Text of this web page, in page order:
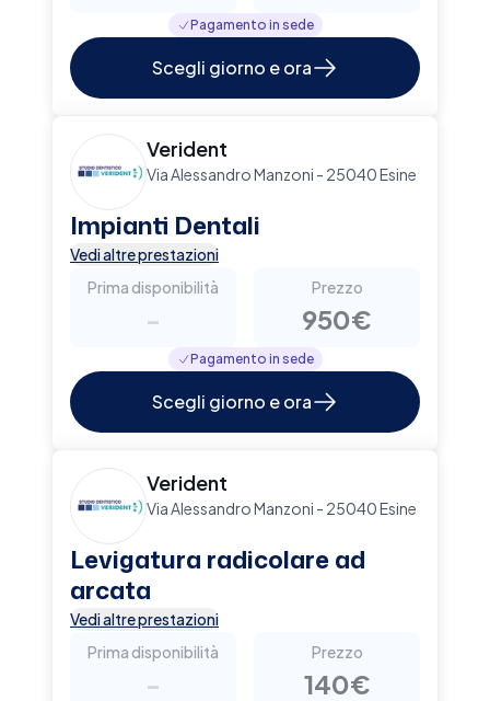
Pagamento in sede
Scegli giorno e ora
Verident
Via Alessandro Manzoni - 25040 Esine
Impianti Dentali
Vedi altre prestazioni
Prima disponibilità
-
Prezzo
950€
Pagamento in sede
Scegli giorno e ora
Verident
Via Alessandro Manzoni - 25040 Esine
Levigatura radicolare ad
arcata
Vedi altre prestazioni
Prima disponibilità
-
Prezzo
140€